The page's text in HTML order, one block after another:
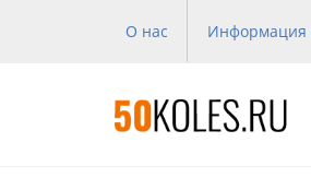
О нас Информация